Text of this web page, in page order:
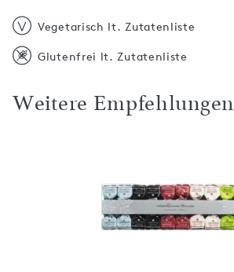
Vegetarisch lt. Zutatenliste
Glutenfrei lt. Zutatenliste
Weitere Empfehlungen